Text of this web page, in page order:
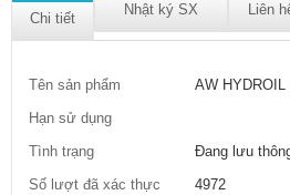
Chi tiết
Nhật ký SX Liên
Tên sản phẩm
AW HYDROIL
Hạn sử dụng
Tình trạng
Đang lưu
Số lượt đã xác thực
4972